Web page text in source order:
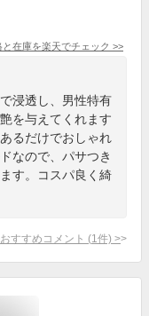
と在庫を楽天でチェック >>
浸透し、男性特有
を与えてくれます
るだけでおしゃれ
なので、パサつき
す。コスパ良く綺
すすめコメント (1 件) >